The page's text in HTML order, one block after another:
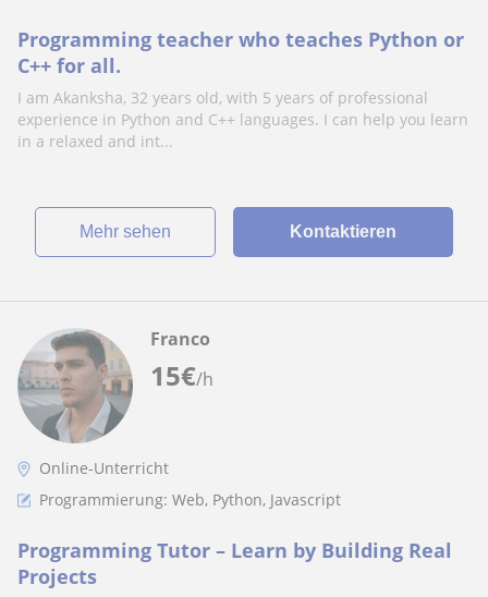
Programming teacher who teaches Python or
C++ for all.
I am Akanksha, 32 years old, with 5 years of professional
experience in Python and C++ languages. I can help you learn
in a relaxed and int...
Mehr sehen Kontaktieren
15€/h
Franco
Online-Unterricht
Programmierung: Web, Python, Javascript
Programming Tutor – Learn by Building Real
Projects